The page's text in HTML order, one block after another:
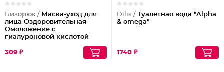
Бизорюк / Маска-уход для
лица Оздоровительная
Омоложение с
гиалуроновой кислотой
309 ₽
Dilis / Туалетная вода "Alpha
& omega"
1740 ₽